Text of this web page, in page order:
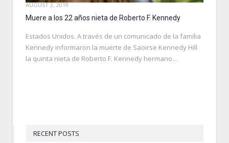
AUGUST 2, 2019
Muere a los 22 años nieta de Roberto F. Kennedy
Estados Unidos. A través de un comunicado de la familia
Kennedy informaron la muerte de Saoirse Kennedy Hill
la quinta nieta de Roberto F. Kennedy hermano…
RECENT POSTS